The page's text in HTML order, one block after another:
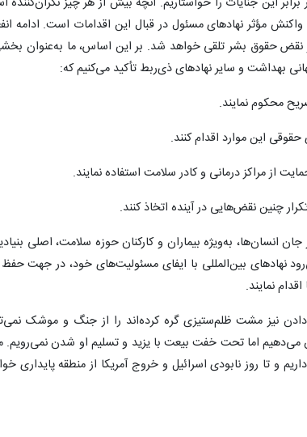
مؤثر نهادهای مسئول در قبال این اقدامات است. ادامه
نقض حقوق بشر تلقی خواهد شد. بر این اساس، ما به‌عنوان
بهداشت و سایر نهادهای ذی‌ربط تأکید می‌کنیم که:
محکوم نمایند.
این موارد اقدام کنند.
از مراکز درمانی و کادر سلامت استفاده نمایند.
چنین نقض‌هایی در آینده اتخاذ کنند.
انسان‌ها، به‌ویژه بیماران و کارکنان حوزه سلامت، اصلی
نهادهای بین‌المللی با ایفای مسئولیت‌های خود، در جهت
نمایند.
نیز مشت ظلم‌ستیزی گره کرده‌اند را از جنگ و موشک
می‌دهیم اما تحت خفت بیعت با یزید و تسلیم او شدن نمی‌رویم.
و تا روز نابودی اسرائیل و خروج آمریکا از منطقه پایداری